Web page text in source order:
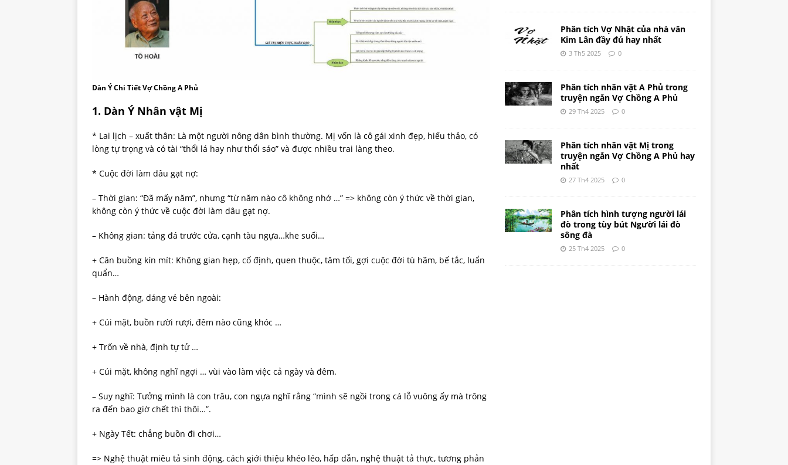
Dàn Ý Chi Tiết Vợ Chồng A Phủ
1. Dàn Ý Nhân vật Mị
* Lai lịch – xuất thân: Là một người nông dân bình thường. Mị vốn là cô gái xinh đẹp, hiếu thảo, có
lòng tự trọng và có tài “thổi lá hay như thổi sáo” và được nhiều trai làng theo.
* Cuộc đời làm dâu gạt nợ:
– Thời gian: “Đã mấy năm”, nhưng “từ năm nào cô không nhớ …” => không còn ý thức về thời gian,
không còn ý thức về cuộc đời làm dâu gạt nợ.
– Không gian: tảng đá trước cửa, cạnh tàu ngựa…khe suối…
+ Căn buồng kín mít: Không gian hẹp, cố định, quen thuộc, tăm tối, gợi cuộc đời tù hãm, bế tắc, luẩn
quẩn…
– Hành động, dáng vẻ bên ngoài:
+ Cúi mặt, buồn rười rượi, đêm nào cũng khóc …
+ Trốn về nhà, định tự tử …
+ Cúi mặt, không nghĩ ngợi … vùi vào làm việc cả ngày và đêm.
– Suy nghĩ: Tưởng mình là con trâu, con ngựa nghĩ rằng “mình sẽ ngồi trong cá lỗ vuông ấy mà trông
ra đến bao giờ chết thì thôi…”.
+ Ngày Tết: chẳng buồn đi chơi…
=> Nghệ thuật miêu tả sinh động, cách giới thiệu khéo léo, hấp dẫn, nghệ thuật tả thực, tương phản
Phân tích Vợ Nhặt của nhà văn
Kim Lân đầy đủ hay nhất
3 Th5 2025 0
Phân tích nhân vật A Phủ trong
truyện ngắn Vợ Chồng A Phủ
29 Th4 2025 0
Phân tích nhân vật Mị trong
truyện ngắn Vợ Chồng A Phủ hay
nhất
27 Th4 2025 0
Phân tích hình tượng người lái
đò trong tùy bút Người lái đò
sông đà
25 Th4 2025 0